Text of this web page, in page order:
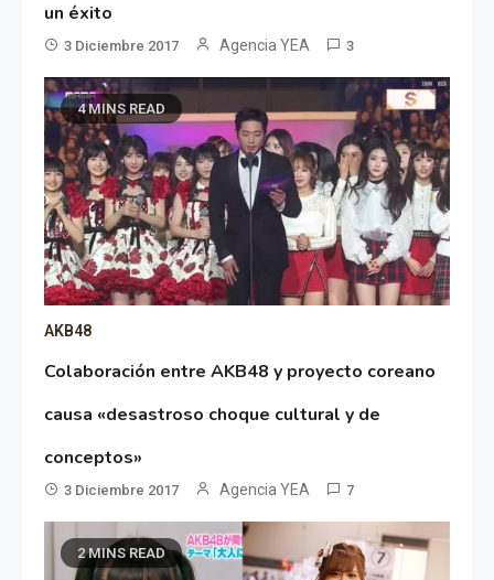
un éxito
3 Diciembre 2017 Agencia YEA 3
4 MINS READ
AKB48
Colaboración entre AKB48 y proyecto coreano
causa «desastroso choque cultural y de
conceptos»
3 Diciembre 2017 Agencia YEA 7
2 MINS READ